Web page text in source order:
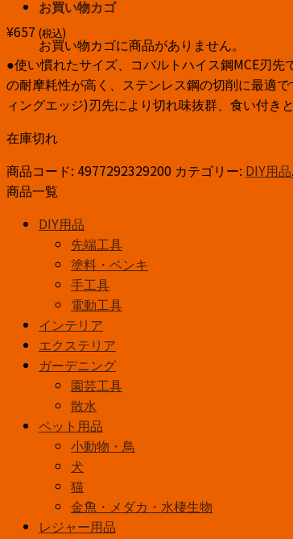
お買い物カゴ
お買い物カゴに商品がありません。
¥657 (税込)
●使い慣れたサイズ、コバルトハイス鋼MCE刃
の耐摩耗性が高く、ステンレス鋼の切削に最適
ィングエッジ)刃先により切れ味抜群、食い付き
在庫切れ
商品コード: 4977292329200 カテゴリー: DIY用品
商品一覧
DIY用品
先端工具
塗料・ペンキ
手工具
電動工具
インテリア
エクステリア
ガーデニング
園芸工具
散水
ペット用品
小動物・鳥
犬
猫
金魚・メダカ・水棲生物
レジャー用品